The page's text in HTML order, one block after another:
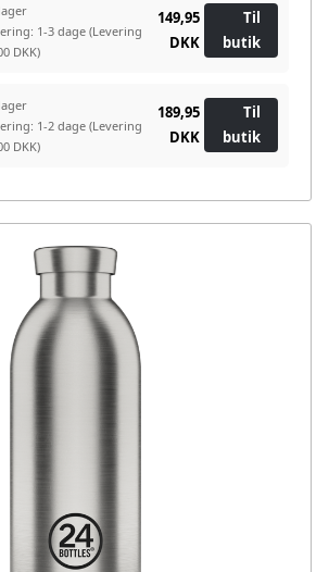
1-3 dage(Levering
DKK)
149,95
DKK
Til
butik
1-2 dage(Levering
DKK)
189,95
DKK
Til
butik